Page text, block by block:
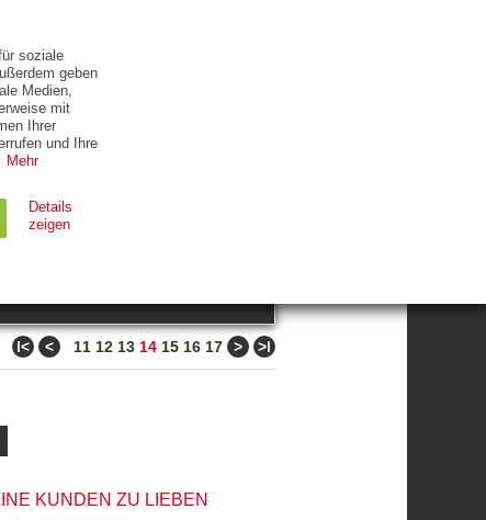
ZUM THEMA
ǀ< < 11 12 13 14 15 16 17 > >ǀ
KUNDEN ZU LIEBEN
soziale
geben
Medien,
mit
Ihrer
und Ihre
Mehr
Details
zeigen
Typ
Session HTTP